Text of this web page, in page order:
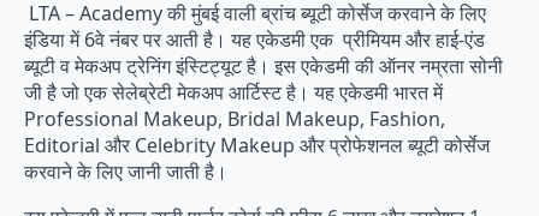
LTA – Academy की मुंबई वाली ब्रांच ब्यूटी कोर्सेज करवाने के लिए
इंडिया में 6वे नंबर पर आती है। यह एकेडमी एक प्रीमियम और हाई-एंड
ब्यूटी व मेकअप ट्रेनिंग इंस्टिट्यूट है। इस एकेडमी की ऑनर नम्रता सोनी
जी है जो एक सेलेब्रेटी मेकअप आर्टिस्ट है। यह एकेडमी भारत में
Professional Makeup, Bridal Makeup, Fashion,
Editorial और Celebrity Makeup और प्रोफेशनल ब्यूटी कोर्सेज
करवाने के लिए जानी जाती है।